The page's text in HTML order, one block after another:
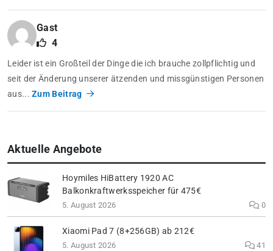
Gast
4
Leider ist ein Großteil der Dinge die ich brauche zollpflichtig und
seit der Änderung unserer ätzenden und missgünstigen Personen
aus...Zum Beitrag
Aktuelle Angebote
Hoymiles HiBattery 1920 AC
Balkonkraftwerksspeicher für 475€
5. August 2026 0
Xiaomi Pad 7 (8+256GB) ab 212€
5. August 2026 41